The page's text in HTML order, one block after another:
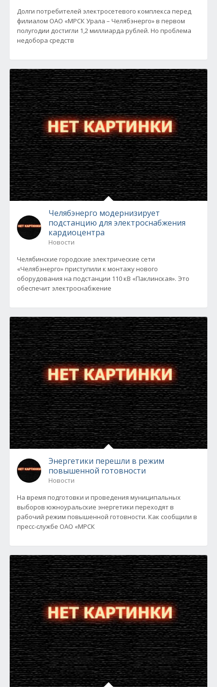
Долги потребителей электросетевого комплекса перед
филиалом ОАО «МРСК Урала – Челябэнерго» в первом
полугодии достигли 1,2 миллиарда рублей. Но проблема
недобора средств
Челябэнерго модернизирует
подстанцию для электроснабжения
кардиоцентра
Новости
Челябинские городские электрические сети
«Челябэнерго» приступили к монтажу нового
оборудования на подстанции 110 кВ «Паклинская». Это
обеспечит электроснабжение
Энергетики перешли в режим
повышенной готовности
Новости
На время подготовки и проведения муниципальных
выборов южноуральские энергетики переходят в
рабочий режим повышенной готовности. Как сообщили в
пресс-службе ОАО «МРСК